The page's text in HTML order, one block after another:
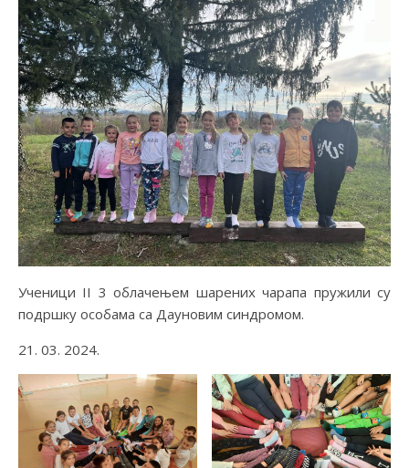
Ученици II 3 облачењем шарених чарапа пружили су
подршку особама са Дауновим синдромом.
21. 03. 2024.